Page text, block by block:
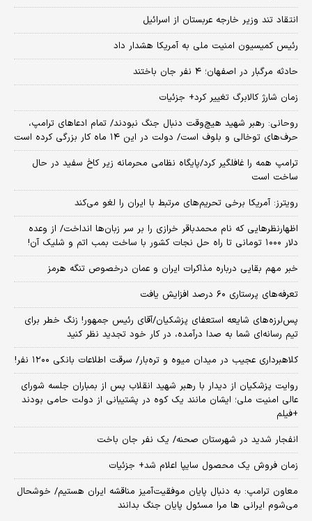
انتقاد تند وزیر خارجه عربستان از اسرائیل
رئیس کمیسیون امنیت ملی به آمریکا هشدار داد
حادثه مرگبار در اصفهان؛ ۴ نفر جان باختند
زمان شارژ کالابرگ تغییر کرد+ جزئیات
روحانی: رهبر شهید هیچ‌وقت دنبال جنگ نبودند/ تمام ادعاهای ترامپ،
حرف‌های توخالی و بلوف است/ دولت در این ۱۴ ماه کار بزرگی کرده است
ترامپ همه را غافلگیر کرد/پایگاه نظامی محرمانه زیر کاخ سفید در حال
ساخت است
رویترز: آمریکا برخی تحریم‌های مرتبط با ایران را لغو می‌کند
اظهارنظرهایی که نام محمدباقر خرازی را بر سر زبان‌ها انداخت/ از وعده
دلار ۱۰۰۰ تومانی تا راه حل نجات کشور با ساخت بمب اتم و شلیک آن!
خبر مهم بقایی درباره مذاکرات ایران و عمان درخصوص تنگه هرمز
تعرفه‌های پرستاری ۶۰ درصد افزایش یافت
پس‌لرزه‌های شایعه استعفای پزشکیان/آقای رئیس جمهور! زنگ خطر برای
تیم رسانه‌ای شما به صدا درآمده، در کار خود تجدید نظر کنید
کلاهبرداری عجیب در میدان میوه و تره‌بار/ سرقت اطلاعات بانکی ۱۲۰۰ نفر!
روایت پزشکیان از دیدار با رهبر شهید انقلاب پس از بمباران جلسه شورای
عالی امنیت ملی؛ ایشان مانند یک کوه در پشتیبانی از دولت حامی بودند
+فیلم
انفجار شدید در شهرستان صحنه/ یک نفر جان باخت
زمان فروش یک محصول سایپا اعلام شد+ جزئیات
معاون ترامپ: به دنبال پایان موفقیت‌آمیز مناقشه ایران هستیم/ خوشحال
می‌شوم ایرانی ها مرا مسئول پایان جنگ بدانند